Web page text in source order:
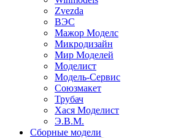
Zvezda
ВЭС
Мажор Моделс
Микродизайн
Мир Моделей
Моделист
Модель-Сервис
Союзмакет
Трубач
Хася Моделист
Э.В.М.
Сборные модели